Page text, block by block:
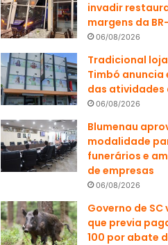
invadir
margens da BR-
06/08/2026
Tradicional
Timbó
das atividades
06/08/2026
Blumenau
modalidade
funerários e
de empresas
06/08/2026
Governo de
que previa
100 por abate